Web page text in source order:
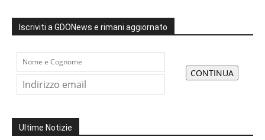
Iscriviti a GDONews e rimani aggiornato
Ultime Notizie